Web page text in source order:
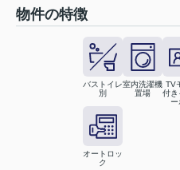
物件の特徴
バストイレ
別
室内洗濯機
置場
TV
付き
ー
オートロッ
ク